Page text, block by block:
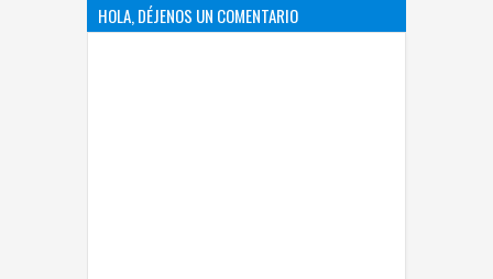
HOLA, DÉJENOS UN COMENTARIO